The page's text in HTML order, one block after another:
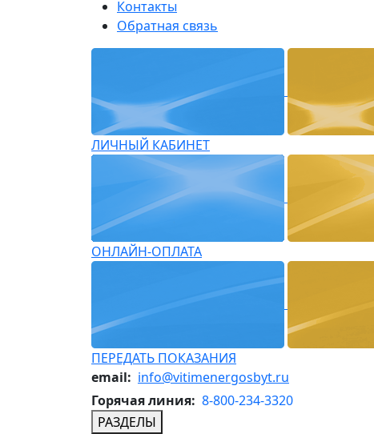
Контакты
Обратная связь
ЛИЧНЫЙ КАБИНЕТ
ОНЛАЙН-ОПЛАТА
ПЕРЕДАТЬ ПОКАЗАНИЯ
email: info@vitimenergosbyt.ru
Горячая линия: 8-800-234-3320
РАЗДЕЛЫ